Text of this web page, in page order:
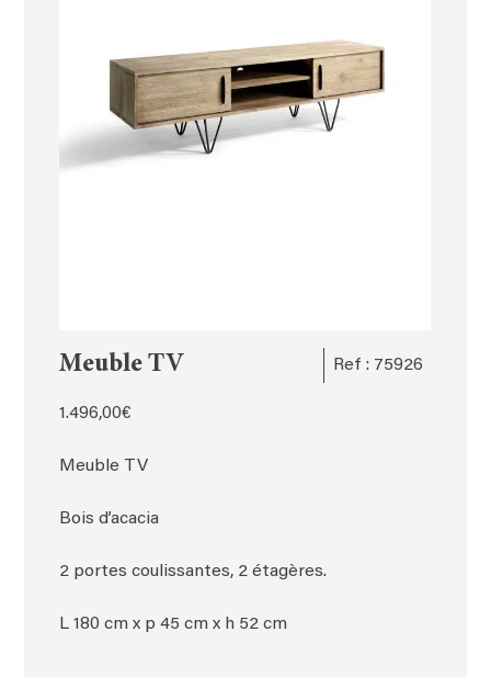
Meuble TV Ref : 75926
1.496,00€
Meuble TV
Bois d’acacia
2 portes coulissantes, 2 étagères.
L 180 cm x p 45 cm x h 52 cm